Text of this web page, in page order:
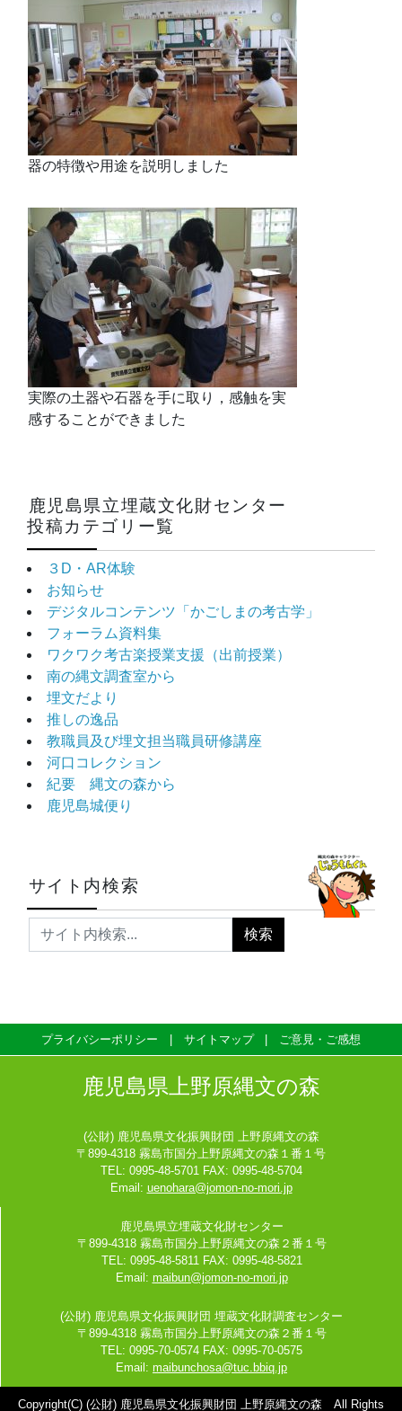
鹿児島県立埋蔵文化財センター
投稿カテゴリー覧
３D・AR体験
お知らせ
デジタルコンテンツ「かごしまの考古学」
フォーラム資料集
ワクワク考古楽授業支援（出前授業）
南の縄文調査室から
埋文だより
推しの逸品
教職員及び埋文担当職員研修講座
河口コレクション
紀要 縄文の森から
鹿児島城便り
サイト内検索
器の特徴や用途を説明しました
実際の土器や石器を手に取り，感触を実
感することができました
プライバシーポリシー サイトマップ ご意見・ご感想
鹿児島県上野原縄文の森
(公財) 鹿児島県文化振興財団 上野原縄文の森
〒899-4318 霧島市国分上野原縄文の森１番１号
TEL: 0995-48-5701 FAX: 0995-48-5704
Email: uenohara@jomon-no-mori.jp
鹿児島県立埋蔵文化財センター
〒899-4318 霧島市国分上野原縄文の森２番１号
TEL: 0995-48-5811 FAX: 0995-48-5821
Email: maibun@jomon-no-mori.jp
(公財) 鹿児島県文化振興財団 埋蔵文化財調査センター
〒899-4318 霧島市国分上野原縄文の森２番１号
TEL: 0995-70-0574 FAX: 0995-70-0575
Email: maibunchosa@tuc.bbiq.jp
Copyright(C) (公財) 鹿児島県文化振興財団 上野原縄文の森 All Rights